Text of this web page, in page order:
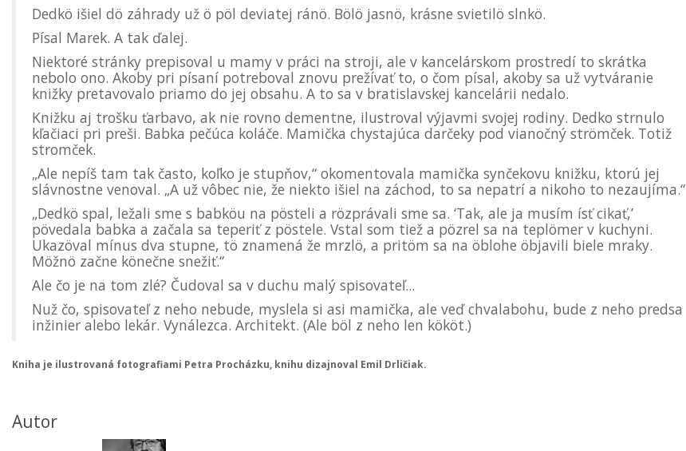
Dedkö išiel dö záhrady už ö pöl deviatej ránö. Bölö jasnö, krásne svietilö slnkö.
Písal Marek. A tak ďalej.
Niektoré stránky prepisoval u mamy v práci na stroji, ale v kancelárskom prostredí to skrátka
nebolo ono. Akoby pri písaní potreboval znovu prežívať to, o čom písal, akoby sa už vytváranie
knižky pretavovalo priamo do jej obsahu. A to sa v bratislavskej kancelárii nedalo.
Knižku aj trošku ťarbavo, ak nie rovno dementne, ilustroval výjavmi svojej rodiny. Dedko strnulo
kľačiaci pri preši. Babka pečúca koláče. Mamička chystajúca darčeky pod vianočný strömček. Totiž
stromček.
„Ale nepíš tam tak často, koľko je stupňov,“ okomentovala mamička synčekovu knižku, ktorú jej
slávnostne venoval. „A už vôbec nie, že niekto išiel na záchod, to sa nepatrí a nikoho to nezaujíma.“
„Dedkö spal, ležali sme s babköu na pösteli a rözprávali sme sa. ‘Tak, ale ja musím ísť cikať,’
pövedala babka a začala sa teperiť z pöstele. Vstal som tiež a pözrel sa na teplömer v kuchyni.
Ukazöval mínus dva stupne, tö znamená že mrzlö, a pritöm sa na öblohe öbjavili biele mraky.
Möžnö začne könečne snežiť.“
Ale čo je na tom zlé? Čudoval sa v duchu malý spisovateľ...
Nuž čo, spisovateľ z neho nebude, myslela si asi mamička, ale veď chvalabohu, bude z neho predsa
inžinier alebo lekár. Vynálezca. Architekt. (Ale böl z neho len kököt.)
Kniha je ilustrovaná fotografiami Petra Procházku, knihu dizajnoval Emil Drličiak.
Autor